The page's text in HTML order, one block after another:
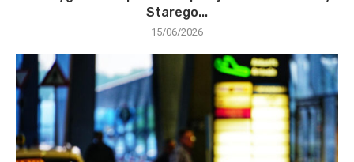
Starego...
15/06/2026